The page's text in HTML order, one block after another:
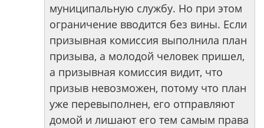
муниципальную службу. Но при этом
ограничение вводится без вины. Если
призывная комиссия выполнила план
призыва, а молодой человек пришел,
а призывная комиссия видит, что
призыв невозможен, потому что план
уже перевыполнен, его отправляют
домой и лишают его тем самым права